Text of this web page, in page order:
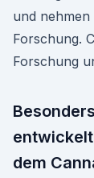
und
Forschung.
Forschung
dem